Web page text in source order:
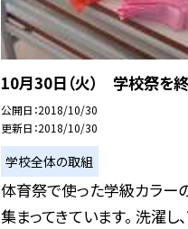
10月30日（火） 学校祭を
公開日 2018/10/30
更新日 2018/10/30
学校全体の取組
体育祭で使った学級カラー
集まってきています。 洗濯し